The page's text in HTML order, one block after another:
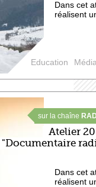
Dans cet
réalisent
Education
sur la chaîne
Atelier
"Documentaire
Dans cet
réalisent